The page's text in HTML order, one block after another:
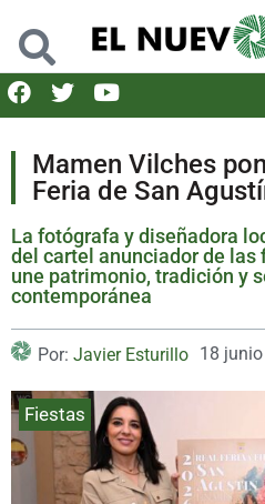
Mamen Vilches
Feria de San
La fotógrafa y diseñadora
del cartel anunciador de las
une patrimonio, tradición y
contemporánea
Por: Javier Esturillo 18
Fiestas